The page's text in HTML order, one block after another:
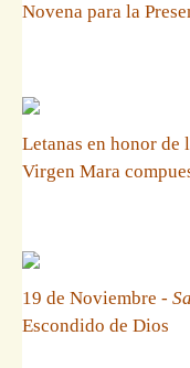
Novena para la
Letanas en honor de
Virgen Mara
19 de Noviembre -
Escondido de Dios